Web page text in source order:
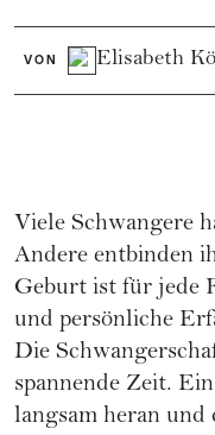
VON Elisabeth
Viele Schwangere
Andere entbinden
Geburt ist für jede
und persönliche
Die
spannende Zeit.
langsam heran